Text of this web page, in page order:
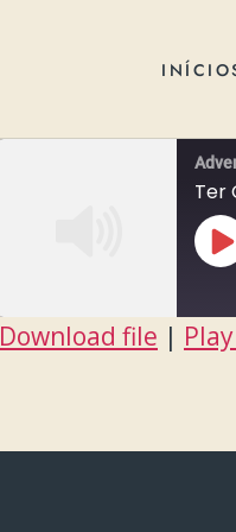
INÍCIO
Ter
Download file |